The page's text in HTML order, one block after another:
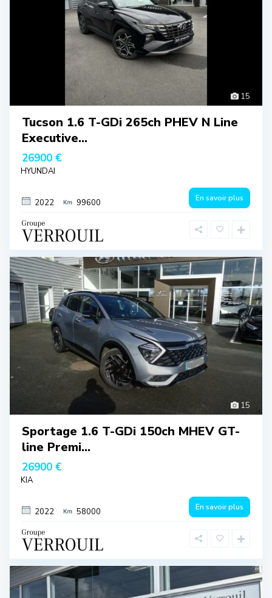
15
Tucson 1.6 T-GDi 265ch PHEV N Line
Executive...
26900 €
HYUNDAI
2022 99600 En savoir plus
15
Sportage 1.6 T-GDi 150ch MHEV GT-
line Premi...
26900 €
KIA
2022 58000 En savoir plus